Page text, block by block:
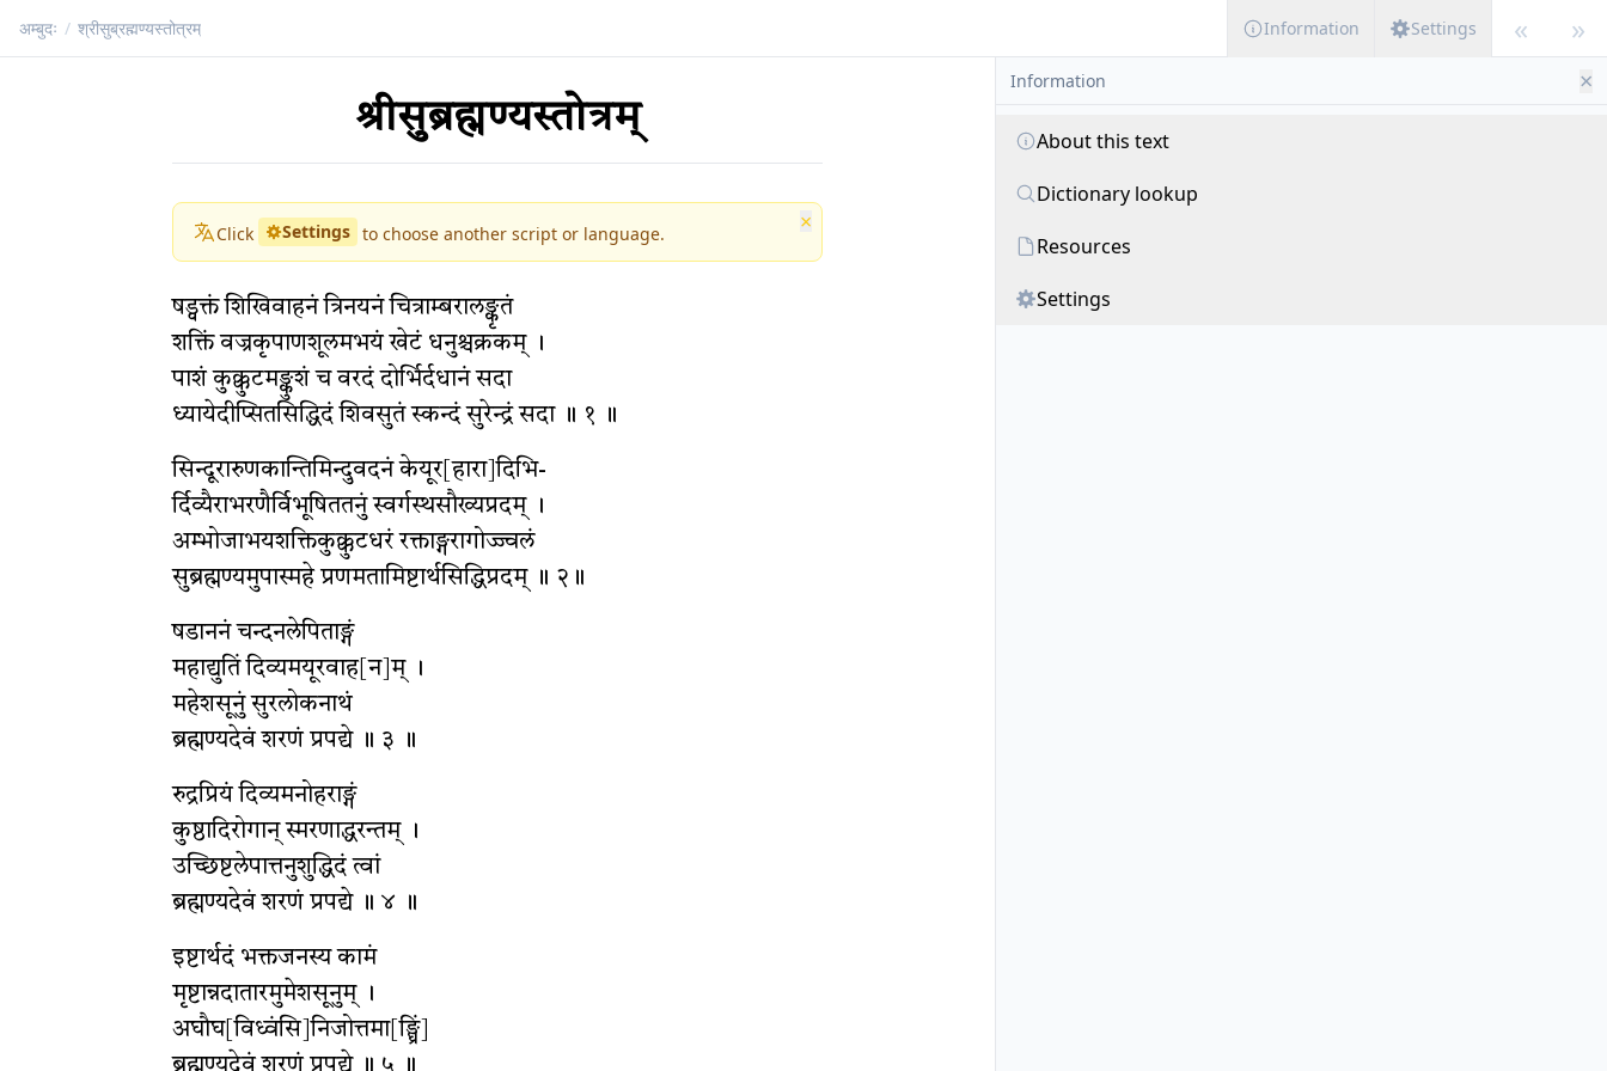
श्रीसुब्रह्मण्यस्तोत्रम्
Click Settings to choose another script or language. ×
षड्वक्तं शिखिवाहनं त्रिनयनं चित्राम्बरालङ्कृतं
शक्तिं वज्रकृपाणशूलमभयं खेटं धनुश्चक्रकम् ।
पाशं कुक्कुटमङ्कुशं च वरदं दोर्भिर्दधानं सदा
ध्यायेदीप्सितसिद्धिदं शिवसुतं स्कन्दं सुरेन्द्रं सदा ॥ १ ॥
सिन्दूरारुणकान्तिमिन्दुवदनं केयूर[हारा]दिभि-
र्दिव्यैराभरणैर्विभूषिततनुं स्वर्गस्थसौख्यप्रदम् ।
अम्भोजाभयशक्तिकुक्कुटधरं रक्ताङ्गरागोज्ज्वलं
सुब्रह्मण्यमुपास्महे प्रणमतामिष्टार्थसिद्धिप्रदम् ॥ २॥
षडाननं चन्दनलेपिताङ्गं
महाद्युतिं दिव्यमयूरवाह[न]म् ।
महेशसूनुं सुरलोकनाथं
ब्रह्मण्यदेवं शरणं प्रपद्ये ॥ ३ ॥
रुद्रप्रियं दिव्यमनोहराङ्गं
कुष्ठादिरोगान् स्मरणाद्धरन्तम् ।
उच्छिष्टलेपात्तनुशुद्धिदं त्वां
ब्रह्मण्यदेवं शरणं प्रपद्ये ॥ ४ ॥
इष्टार्थदं भक्तजनस्य कामं
मृष्टान्नदातारमुमेशसूनुम् ।
अघौघ[विध्वंसि]निजोत्तमा[ङ्घ्रिं]
ब्रह्मण्यदेवं शरणं प्रपद्ये ॥ ५ ॥
अम्बुदः / श्रीसुब्रह्मण्यस्तोत्रम् Information Settings « »
Information ×
About this text
Dictionary lookup
Resources
Settings